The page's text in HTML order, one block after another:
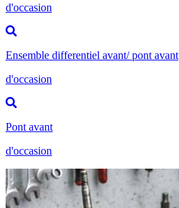
d'occasion
Ensemble differentiel avant/ pont avant
d'occasion
Pont avant
d'occasion